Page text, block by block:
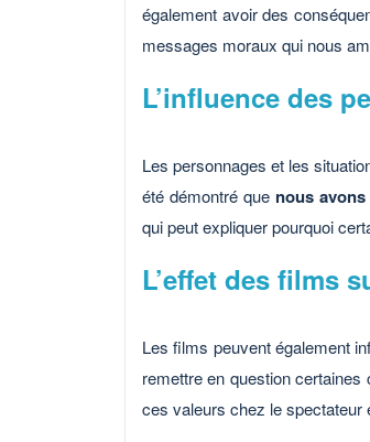
également avoir des
messages moraux qui nous
L’influence des
Les personnages et les
été démontré que nous
qui peut expliquer pourquoi
L’effet des films
Les films peuvent également
remettre en question
ces valeurs chez le spectateur